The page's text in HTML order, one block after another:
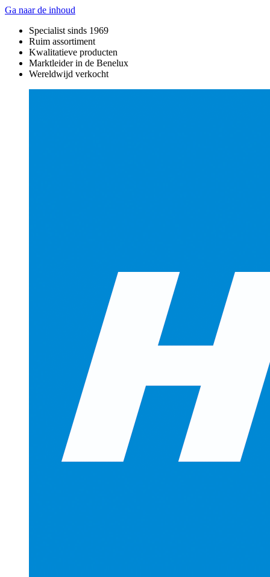
Ga naar de inhoud
Specialist sinds 1969
Ruim assortiment
Kwalitatieve producten
Marktleider in de Benelux
Wereldwijd verkocht